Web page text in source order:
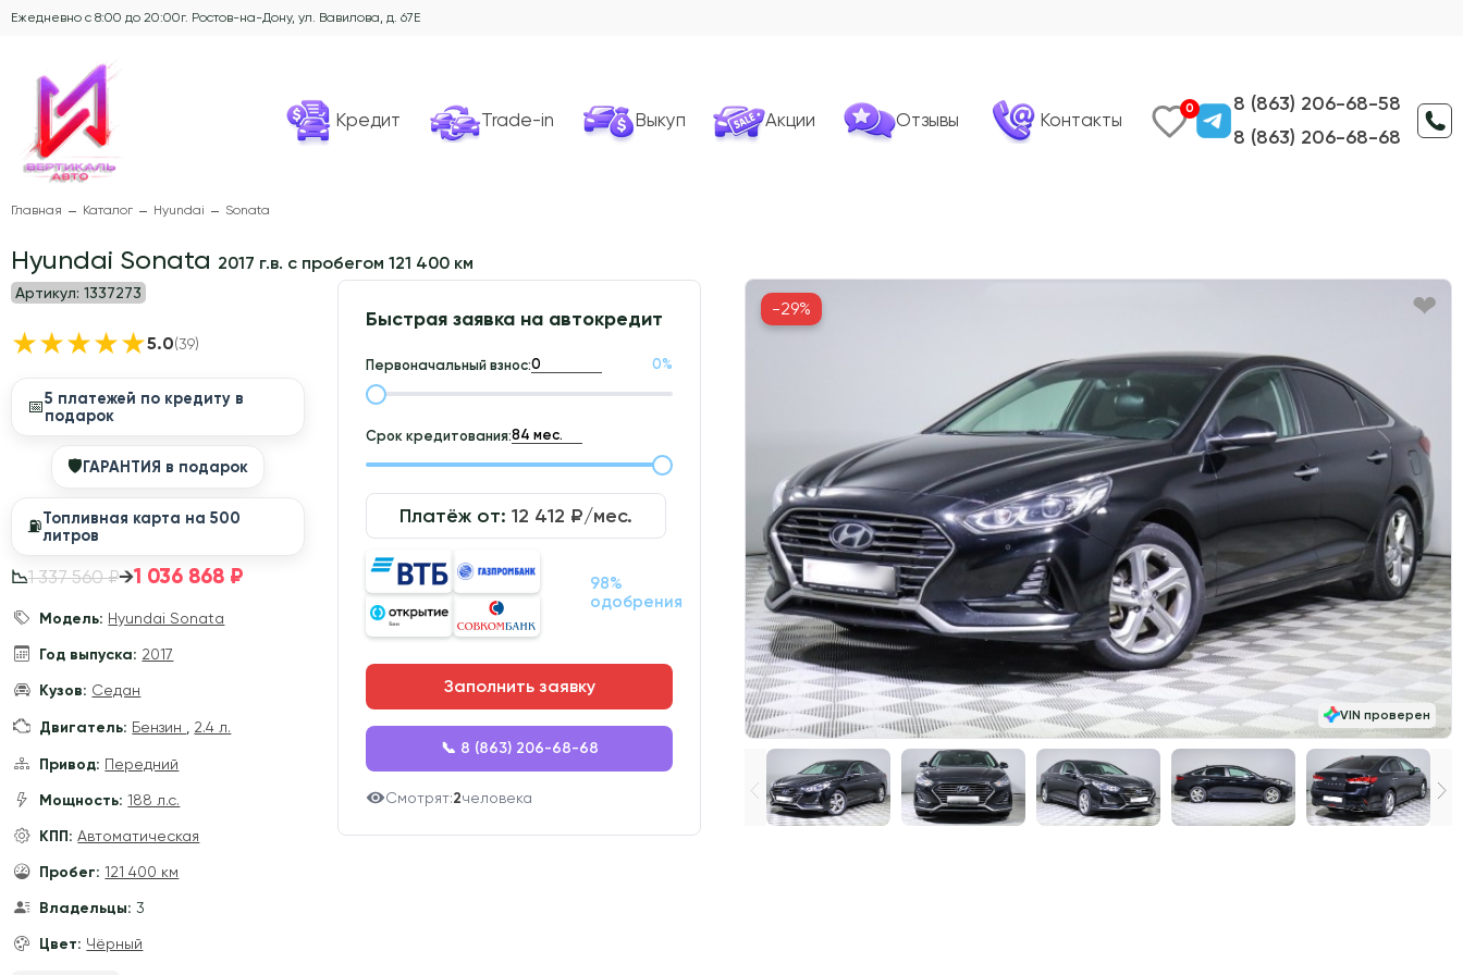
Ежедневно с 8:00 до 20:00г. Ростов-на-Дону, ул. Вавилова, д. 67Е
Кредит Trade-in Выкуп Акции Отзывы Контакты
0
8 (863) 206-68-58
8 (863) 206-68-68
Главная Каталог Hyundai Sonata
Hyundai Sonata 2017 г.в. с пробегом 121 400 км
Артикул: 1337273
★★★★★5.0(39)
📅5 платежей по кредиту в
подарок
🛡ГАРАНТИЯ в подарок
⛽️Топливная карта на 500
литров
📉1 337 560 ₽→1 036 868 ₽
Модель: Hyundai Sonata
Год выпуска: 2017
Кузов: Седан
Двигатель: Бензин 2.4 л.
Привод: Передний
Мощность: 188 л.с.
КПП: Автоматическая
Пробег: 121 400 км
Владельцы: 3
Цвет: Чёрный
Быстрая заявка на автокредит
Первоначальный взнос: 0%
Срок кредитования:
Платёж от: 12 412 ₽/мес.
98%
одобрения
Заполнить заявку
📞 8 (863) 206-68-68
Смотрят:2человека
VIN проверен
-29%